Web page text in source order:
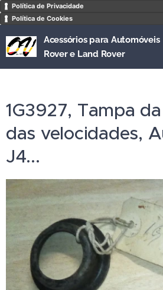
Política de Privacidade
Política de Cookies
Acessórios para Automóveis
Rover e Land Rover
1G3927, Tampa
das velocidades,
J4...